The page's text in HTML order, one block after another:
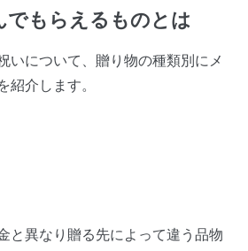
でもらえるものとは
いについて、贈り物の種類別にメ
紹介します。
と異なり贈る先によって違う品物